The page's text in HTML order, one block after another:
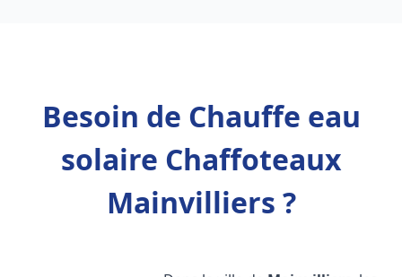
Besoin de Chauffe eau
solaire Chaffoteaux
Mainvilliers ?